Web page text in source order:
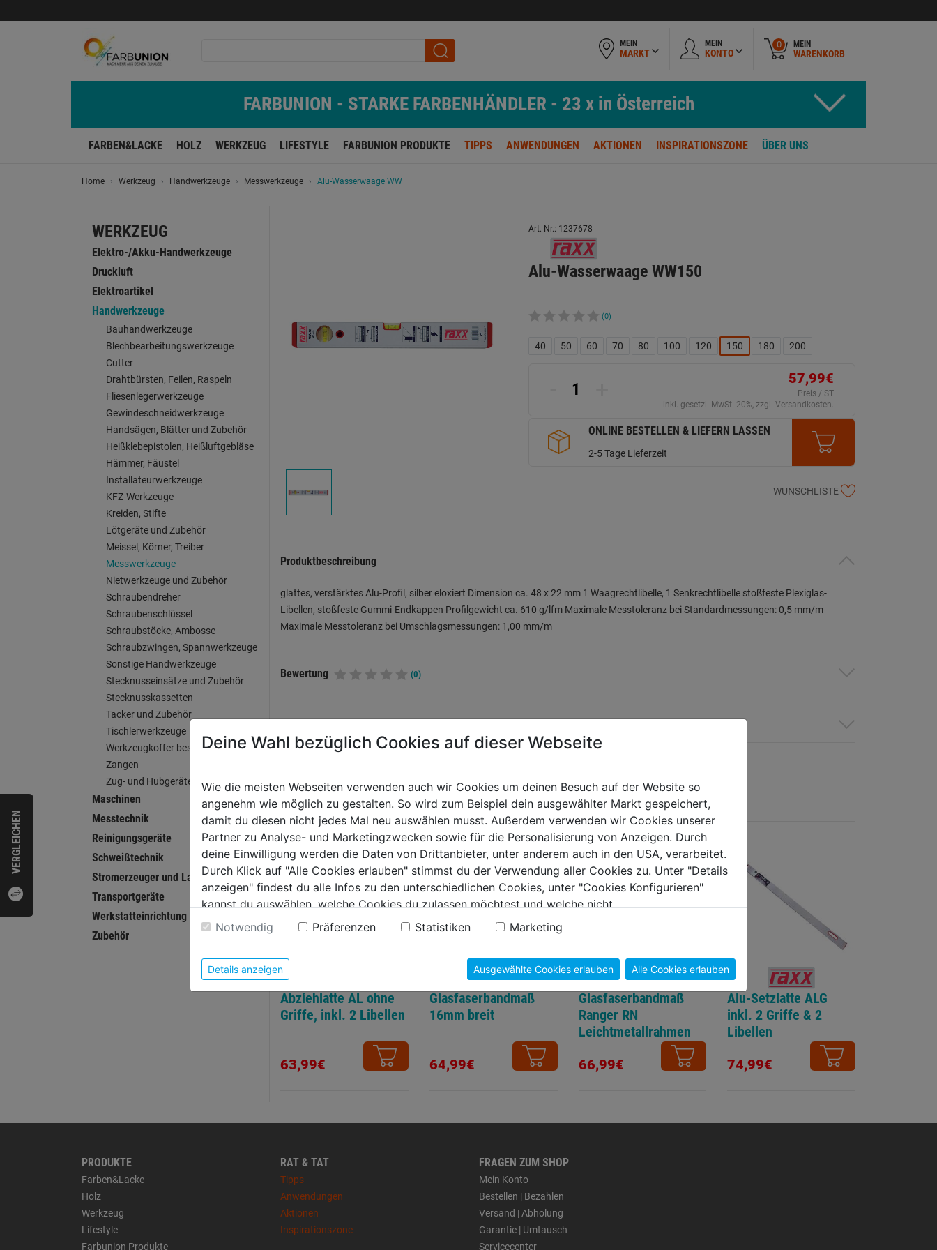
VERGLEICHEN
MEIN
MARKT
MEIN
KONTO
0 MEIN
WARENKORB
FARBUNION - STARKE FARBENHÄNDLER - 23 x in Österreich
FARBEN&LACKE HOLZ WERKZEUG LIFESTYLE FARBUNION PRODUKTE TIPPS ANWENDUNGEN AKTIONEN INSPIRATIONSZONE ÜBER UNS
Home Werkzeug Handwerkzeuge Messwerkzeuge Alu-Wasserwaage WW
WERKZEUG
Elektro-/Akku-Handwerkzeuge
Druckluft
Elektroartikel
Handwerkzeuge
Bauhandwerkzeuge
Blechbearbeitungswerkzeuge
Cutter
Drahtbürsten, Feilen, Raspeln
Fliesenlegerwerkzeuge
Gewindeschneidwerkzeuge
Handsägen, Blätter und Zubehör
Heißklebepistolen, Heißluftgebläse
Hämmer, Fäustel
Installateurwerkzeuge
KFZ-Werkzeuge
Kreiden, Stifte
Lötgeräte und Zubehör
Meissel, Körner, Treiber
Messwerkzeuge
Nietwerkzeuge und Zubehör
Schraubendreher
Schraubenschlüssel
Schraubstöcke, Ambosse
Schraubzwingen, Spannwerkzeuge
Sonstige Handwerkzeuge
Stecknusseinsätze und Zubehör
Stecknusskassetten
Tacker und Zubehör
Tischlerwerkzeuge
Werkzeugkoffer bestückt
Zangen
Zug- und Hubgeräte
Maschinen
Messtechnik
Reinigungsgeräte
Schweißtechnik
Stromerzeuger und Ladegeräte
Transportgeräte
Werkstatteinrichtung
Zubehör
Art. Nr.: 1237678
Alu-Wasserwaage WW150
(0)
40 50 60 70 80 100 120 150 180 200
57,99€
Preis / ST
inkl. gesetzl. MwSt. 20%, zzgl. Versandkosten.
ONLINE BESTELLEN & LIEFERN LASSEN
2-5 Tage Lieferzeit
WUNSCHLISTE
Produktbeschreibung
glattes, verstärktes Alu-Profil, silber eloxiert Dimension ca. 48 x 22 mm 1 Waagrechtlibelle, 1 Senkrechtlibelle stoßfeste Plexiglas-
Libellen, stoßfeste Gummi-Endkappen Profilgewicht ca. 610 g/lfm Maximale Messtoleranz bei Standardmessungen: 0,5 mm/m
Maximale Messtoleranz bei Umschlagsmessungen: 1,00 mm/m
Bewertung (0)
WEITERE PRODUKTE AUS DIESER KATEGORIE
Abziehlatte AL ohne
Griffe, inkl. 2 Libellen
63,99€
Glasfaserbandmaß
16mm breit
64,99€
Glasfaserbandmaß
Ranger RN
Leichtmetallrahmen
66,99€
Alu-Setzlatte ALG
inkl. 2 Griffe & 2
Libellen
74,99€
PRODUKTE
Farben&Lacke
Holz
Werkzeug
Lifestyle
Farbunion Produkte
RAT & TAT
Tipps
Anwendungen
Aktionen
Inspirationszone
FRAGEN ZUM SHOP
Mein Konto
Bestellen | Bezahlen
Versand | Abholung
Garantie | Umtausch
Servicecenter
Deine Wahl bezüglich Cookies auf dieser Webseite
Wie die meisten Webseiten verwenden auch wir Cookies um deinen Besuch auf der Website so
angenehm wie möglich zu gestalten. So wird zum Beispiel dein ausgewählter Markt gespeichert,
damit du diesen nicht jedes Mal neu auswählen musst. Außerdem verwenden wir Cookies unserer
Partner zu Analyse- und Marketingzwecken sowie für die Personalisierung von Anzeigen. Durch
deine Einwilligung werden die Daten von Drittanbieter, unter anderem auch in den USA, verarbeitet.
Durch Klick auf "Alle Cookies erlauben" stimmst du der Verwendung aller Cookies zu. Unter "Details
anzeigen" findest du alle Infos zu den unterschiedlichen Cookies, unter "Cookies Konfigurieren"
kannst du auswählen, welche Cookies du zulassen möchtest und welche nicht.
Weitere Informationen findest du in unserer Datenschutzerklärung
Notwendig Präferenzen Statistiken Marketing
Details anzeigen Ausgewählte Cookies erlauben Alle Cookies erlauben